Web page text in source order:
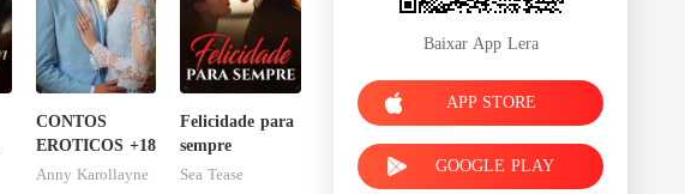
CONTOS
EROTICOS +18
Anny Karollayne
Felicidade para
sempre
Sea Tease
Baixar App Lera
APP STORE
GOOGLE PLAY